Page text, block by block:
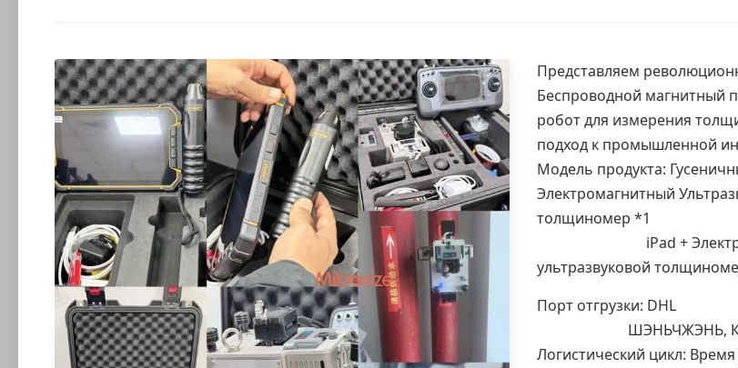
Представляем
Беспроводной магнитный
робот для измерения
подход к промышленной
Модель продукта:
Электромагнитный
толщиномер *1
iPad +
ультразвуковой
Порт отгрузки: DHL
ШЭНЬЧЖЭНЬ,
Логистический цикл: Время